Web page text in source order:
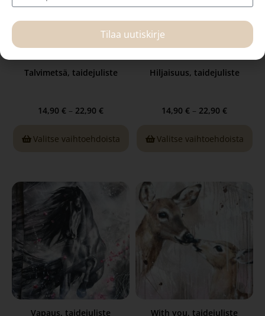
Talvimetsä, taidejuliste
14,90 € – 22,90 €
Valitse vaihtoehdoista
Hiljaisuus, taidejuliste
14,90 € – 22,90 €
Valitse vaihtoehdoista
Vapaus, taidejuliste With you, taidejuliste
Tilaa uutiskirje